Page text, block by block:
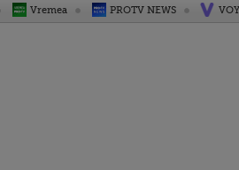
Vremea PROTV NEWS